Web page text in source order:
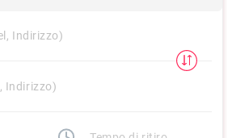
Indirizzo)
Indirizzo)